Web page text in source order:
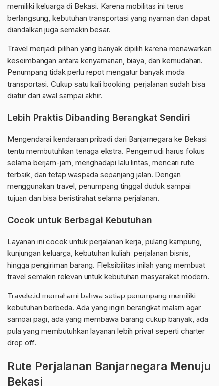
memiliki keluarga di Bekasi. Karena mobilitas ini terus
berlangsung, kebutuhan transportasi yang nyaman dan dapat
diandalkan juga semakin besar.
Travel menjadi pilihan yang banyak dipilih karena menawarkan
keseimbangan antara kenyamanan, biaya, dan kemudahan.
Penumpang tidak perlu repot mengatur banyak moda
transportasi. Cukup satu kali booking, perjalanan sudah bisa
diatur dari awal sampai akhir.
Lebih Praktis Dibanding Berangkat Sendiri
Mengendarai kendaraan pribadi dari Banjarnegara ke Bekasi
tentu membutuhkan tenaga ekstra. Pengemudi harus fokus
selama berjam-jam, menghadapi lalu lintas, mencari rute
terbaik, dan tetap waspada sepanjang jalan. Dengan
menggunakan travel, penumpang tinggal duduk sampai
tujuan dan bisa beristirahat selama perjalanan.
Cocok untuk Berbagai Kebutuhan
Layanan ini cocok untuk perjalanan kerja, pulang kampung,
kunjungan keluarga, kebutuhan kuliah, perjalanan bisnis,
hingga pengiriman barang. Fleksibilitas inilah yang membuat
travel semakin relevan untuk kebutuhan masyarakat modern.
Travele.id memahami bahwa setiap penumpang memiliki
kebutuhan berbeda. Ada yang ingin berangkat malam agar
sampai pagi, ada yang membawa barang cukup banyak, ada
pula yang membutuhkan layanan lebih privat seperti charter
drop off.
Rute Perjalanan Banjarnegara Menuju
Bekasi